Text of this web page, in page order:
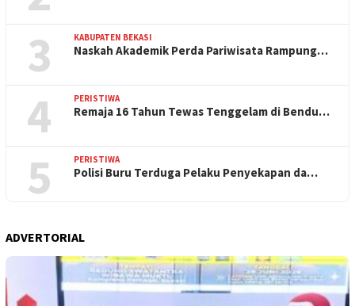
3 KABUPATEN BEKASI
Naskah Akademik Perda Pariwisata Rampung…
4 PERISTIWA
Remaja 16 Tahun Tewas Tenggelam di Bendu…
5 PERISTIWA
Polisi Buru Terduga Pelaku Penyekapan da…
ADVERTORIAL